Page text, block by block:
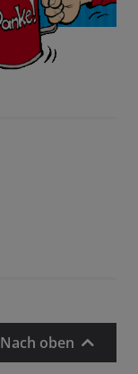
Nach oben